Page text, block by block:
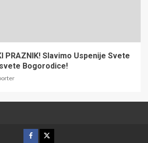
PRAZNIK! Slavimo Uspenije Svete
Bogorodice!